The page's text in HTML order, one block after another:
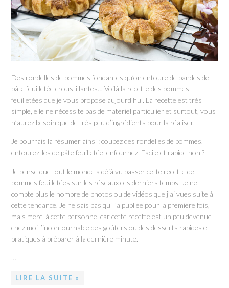
Des rondelles de pommes fondantes qu’on entoure de bandes de
pâte feuilletée croustillantes… Voilà la recette des pommes
feuilletées que je vous propose aujourd’hui. La recette est très
simple, elle ne nécessite pas de matériel particulier et surtout, vous
n’aurez besoin que de très peu d’ingrédients pour la réaliser.
Je pourrais la résumer ainsi : coupez des rondelles de pommes,
entourez-les de pâte feuilletée, enfournez. Facile et rapide non ?
Je pense que tout le monde a déjà vu passer cette recette de
pommes feuilletées sur les réseaux ces derniers temps. Je ne
compte plus le nombre de photos ou de vidéos que j’ai vues suite à
cette tendance. Je ne sais pas qui l’a publiée pour la première fois,
mais merci à cette personne, car cette recette est un peu devenue
chez moi l’incontournable des goûters ou des desserts rapides et
pratiques à préparer à la dernière minute.
…
LIRE LA SUITE »